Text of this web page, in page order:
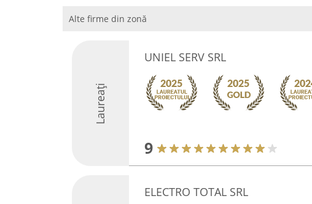
Alte firme din zonă
Laureați
UNIEL SERV SRL
9
ELECTRO TOTAL SRL